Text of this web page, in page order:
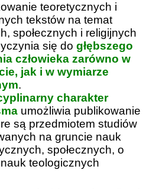
teoretycznych i
tekstów na temat
społecznych i religijnych
się do głębszego
człowieka zarówno w
jak i w wymiarze
.
charakter
umożliwia publikowanie
są przedmiotem studiów
na gruncie nauk
społecznych, o
teologicznych